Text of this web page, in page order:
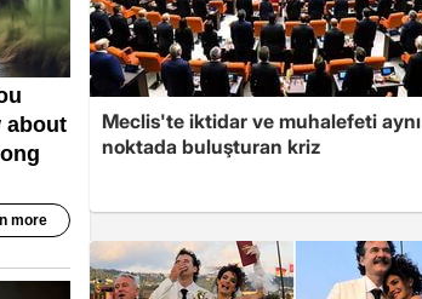
Meclis'te iktidar ve muhalefeti aynı
noktada buluşturan kriz